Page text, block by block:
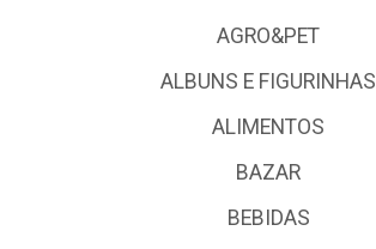
AGRO&PET
ALBUNS E FIGURINHAS
ALIMENTOS
BAZAR
BEBIDAS